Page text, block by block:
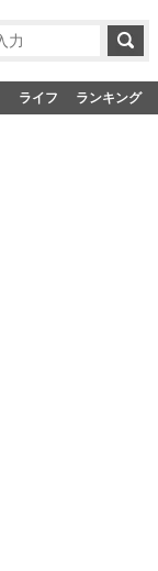
ライフ ランキング